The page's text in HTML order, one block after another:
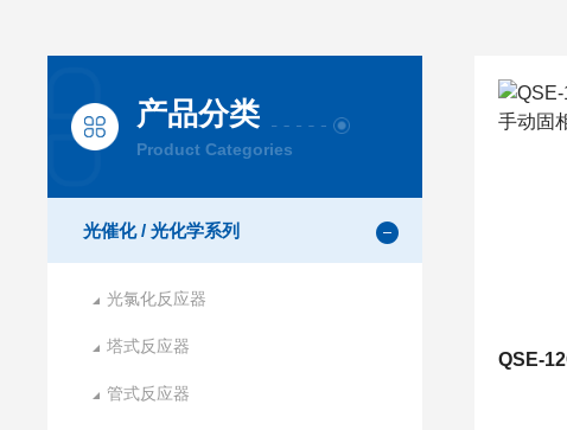
产品分类
Product Categories
光催化 / 光化学系列
光氯化反应器
塔式反应器
管式反应器